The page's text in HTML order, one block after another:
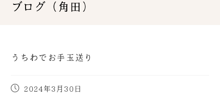
うちわでお手玉送り
2024年3月30日